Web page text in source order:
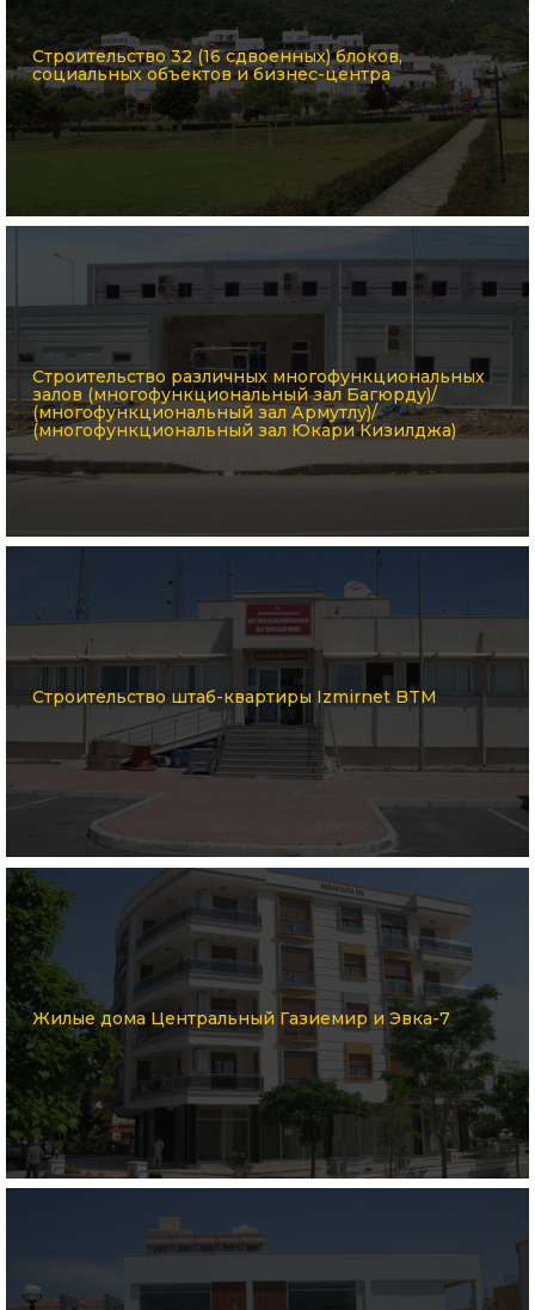
Строительство 32 (16 сдвоенных) блоков,
социальных объектов и бизнес-центра
Строительство различных многофункциональных
залов (многофункциональный зал Багюрду)/
(многофункциональный зал Армутлу)/
(многофункциональный зал Юкари Кизилджа)
Строительство штаб-квартиры Izmirnet BTM
Жилые дома Центральный Газиемир и Эвка-7